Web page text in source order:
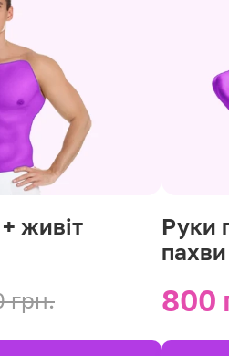
живіт
грн.
Руки
пахви
800